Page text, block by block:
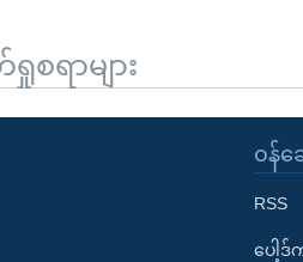
စရာများ
၀န်ဆ
RSS
ပေါ့